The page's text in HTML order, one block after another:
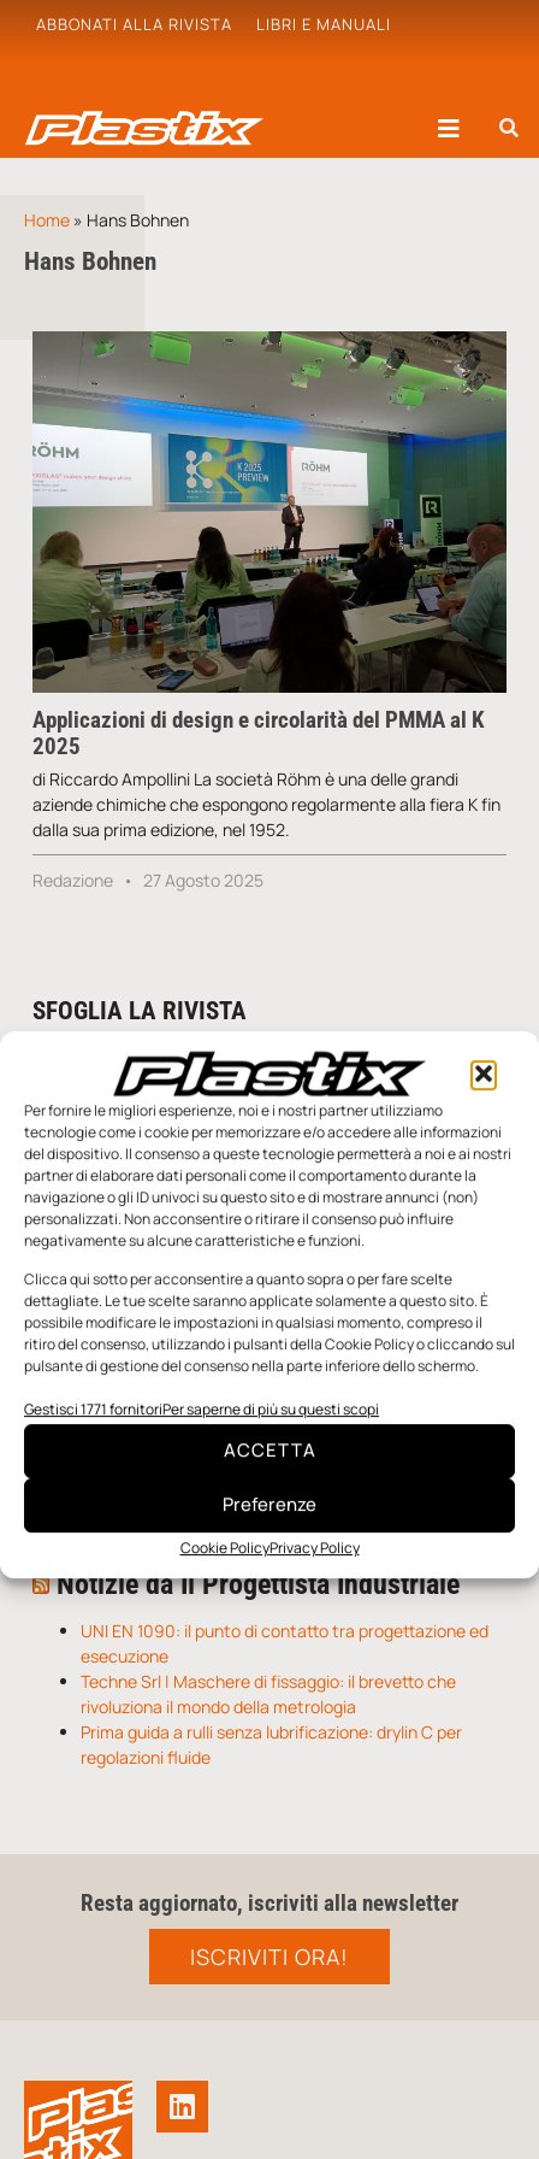
Per fornire le migliori esperienze, noi e i nostri partner utilizziamo
tecnologie come i cookie per memorizzare e/o accedere alle informazioni
del dispositivo. Il consenso a queste tecnologie permetterà a noi e ai nostri
partner di elaborare dati personali come il comportamento durante la
navigazione o gli ID univoci su questo sito e di mostrare annunci (non)
personalizzati. Non acconsentire o ritirare il consenso può influire
negativamente su alcune caratteristiche e funzioni.
Clicca qui sotto per acconsentire a quanto sopra o per fare scelte
dettagliate. Le tue scelte saranno applicate solamente a questo sito. È
possibile modificare le impostazioni in qualsiasi momento, compreso il
ritiro del consenso, utilizzando i pulsanti della Cookie Policy o cliccando sul
pulsante di gestione del consenso nella parte inferiore dello schermo.
Gestisci 1771 fornitoriPer saperne di più su questi scopi
ACCETTA
Preferenze
Cookie PolicyPrivacy Policy
ABBONATI ALLA RIVISTA LIBRI E MANUALI
Home » Hans Bohnen
Hans Bohnen
Applicazioni di design e circolarità del PMMA al K
2025
di Riccardo Ampollini La società Röhm è una delle grandi
aziende chimiche che espongono regolarmente alla fiera K fin
dalla sua prima edizione, nel 1952.
Redazione 27 Agosto 2025
SFOGLIA LA RIVISTA
n.5 - Giugno 2026 n.4 - Maggio 2026
Edicola Web
Notizie da Meccanicanews
I nanonastri di grafene come potenziali sensori per i
Una nuova mano robotica passa da una pinza all’altra
O-Ring, tecnica e applicazioni
Notizie da Il Progettista Industriale
UNI EN 1090: il punto di contatto tra progettazione ed
esecuzione
Techne Srl | Maschere di fissaggio: il brevetto che
rivoluziona il mondo della metrologia
Prima guida a rulli senza lubrificazione: drylin C per
regolazioni fluide
Resta aggiornato, iscriviti alla newsletter
ISCRIVITI ORA!